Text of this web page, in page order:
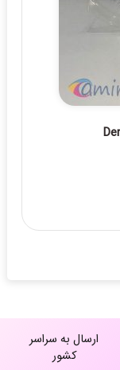
ارسال به سراسر
کشور